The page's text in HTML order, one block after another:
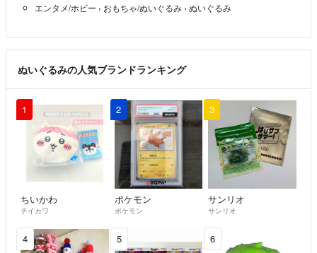
エンタメ/ホビー › おもちゃ/ぬいぐるみ › ぬいぐるみ
ぬいぐるみの人気ブランドランキング
1
ちいかわ
チイカワ
2
ポケモン
ポケモン
3
サンリオ
サンリオ
4 5 6